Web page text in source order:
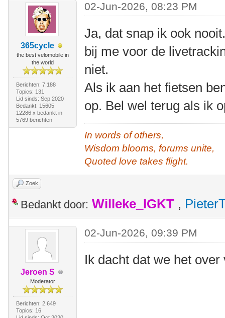
365cycle
the best velomobile in
the world
Berichten: 7.188
Topics: 131
Lid sinds: Sep 2020
Bedankt: 15605
12286 x bedankt in
5769 berichten
02-Jun-2026, 08:23 PM
Ja, dat snap ik ook
bij me voor de
niet.
Als ik aan het fietsen
op. Bel wel terug als ik
In words of others,
Wisdom blooms, forums unite,
Quoted love takes flight.
Zoek
Bedankt door: Willeke_IGKT ,
Jeroen S
Moderator
Berichten: 2.649
Topics: 16
02-Jun-2026, 09:39 PM
Ik dacht dat we het